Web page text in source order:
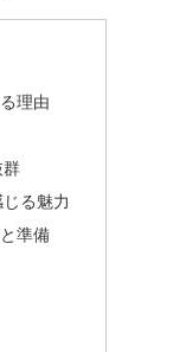
理由
群
る魅力
準備